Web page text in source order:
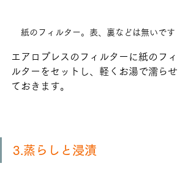
紙のフィルター。表、裏などは無いです
エアロプレスのフィルターに紙のフィ
ルターをセットし、軽くお湯で濡らせ
ておきます。
3.蒸らしと浸漬